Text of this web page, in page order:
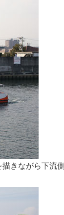
きながら下流側